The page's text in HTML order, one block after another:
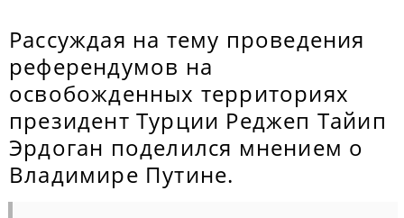
Рассуждая на тему проведения
референдумов на
освобожденных территориях
президент Турции Реджеп Тайип
Эрдоган поделился мнением о
Владимире Путине.